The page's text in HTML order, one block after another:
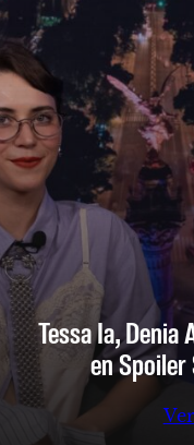
Tessa Ia, Denia
en Spoiler